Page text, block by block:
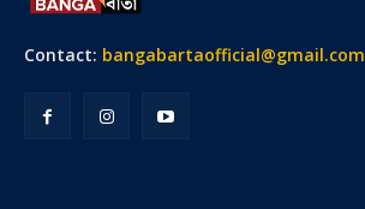
Contact: bangabartaofficial@gmail.com